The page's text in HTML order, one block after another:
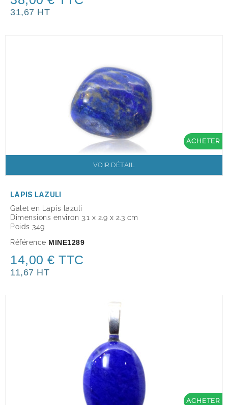
31,67 HT
ACHETER
VOIR DÉTAIL
LAPIS LAZULI
Galet en Lapis lazuli
Dimensions environ 3.1 x 2.9 x 2.3 cm
Poids 34g
Référence MINE1289
14,00 € TTC
11,67 HT
ACHETER